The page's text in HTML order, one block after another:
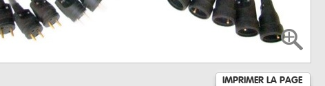
IMPRIMER LA PAGE